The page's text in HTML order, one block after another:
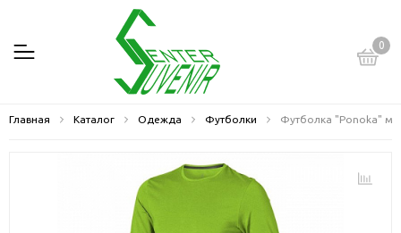
0
Главная Каталог Одежда Футболки Футболка "Ponoka"